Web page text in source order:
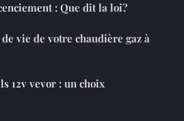
: Que dit la loi?
vie de votre chaudière gaz à
12v vevor : un choix